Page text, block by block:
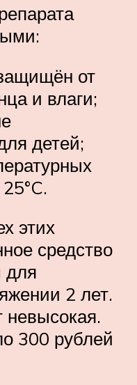
от
и влаги;
детей;
этих
средство
для
2 лет.
невысокая.
300 рублей